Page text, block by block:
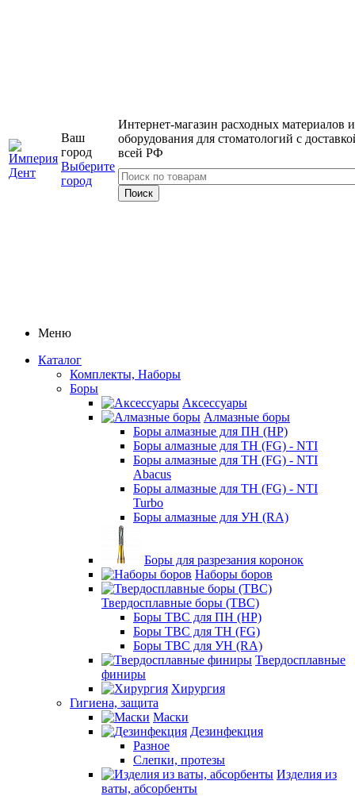
Ваш
город
Выберите
город
Интернет-магазин расходных материалов и
оборудования для стоматологий с
всей РФ
Меню
Каталог
Комплекты, Наборы
Боры
Аксессуары
Алмазные боры
Боры алмазные для ПН (HP)
Боры алмазные для ТН (FG) - NTI
Боры алмазные для ТН (FG) - NTI
Abacus
Боры алмазные для ТН (FG) - NTI
Turbo
Боры алмазные для УН (RA)
Боры для разрезания коронок
Наборы боров
Твердосплавные боры (ТВС)
Боры ТВС для ПН (HP)
Боры ТВС для ТН (FG)
Боры ТВС для УН (RA)
Твердосплавные
финиры
Хирургия
Гигиена, защита
Маски
Дезинфекция
Разное
Слепки, протезы
Изделия из
ваты, абсорбенты